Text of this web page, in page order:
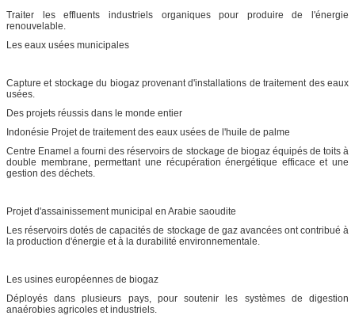
Traiter les effluents industriels organiques pour produire de l'énergie
renouvelable.
Les eaux usées municipales
Capture et stockage du biogaz provenant d'installations de traitement des eaux
usées.
Des projets réussis dans le monde entier
Indonésie Projet de traitement des eaux usées de l'huile de palme
Centre Enamel a fourni des réservoirs de stockage de biogaz équipés de toits à
double membrane, permettant une récupération énergétique efficace et une
gestion des déchets.
Projet d'assainissement municipal en Arabie saoudite
Les réservoirs dotés de capacités de stockage de gaz avancées ont contribué à
la production d'énergie et à la durabilité environnementale.
Les usines européennes de biogaz
Déployés dans plusieurs pays, pour soutenir les systèmes de digestion
anaérobies agricoles et industriels.